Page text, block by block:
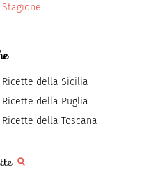
Stagione
Ricette della Sicilia
Ricette della Puglia
Ricette della Toscana